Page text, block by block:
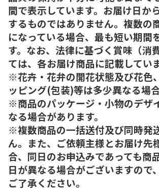
間で表示しています。お届け日か
するものではありません。複数の
になっている場合、最も短い期間
す。なお、法律に基づく賞味（消
ては、各お届け商品に記載していま
※花卉・花弁の開花状態及び花色
ッピング(包装)等は多少異なる場
※商品のパッケージ・小物のデザ
なる場合があります。
※複数商品の一括送付及び同時発
ん。また、ご依頼主様とお届け先
合、同日のお申込みであっても商
日が異なる場合がございますので
ご了承ください。